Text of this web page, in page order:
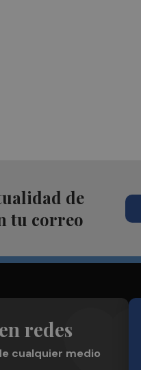
de
tu correo
redes
cualquier medio